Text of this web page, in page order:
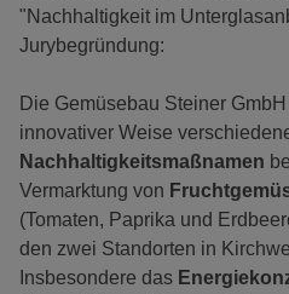
"Nachhaltigkeit im
Jurybegründung:
Die Gemüsebau Steiner
innovativer Weise
Nachhaltigkeitsmaßnamen
Vermarktung von
(Tomaten, Paprika und
den zwei Standorten in
Insbesondere das